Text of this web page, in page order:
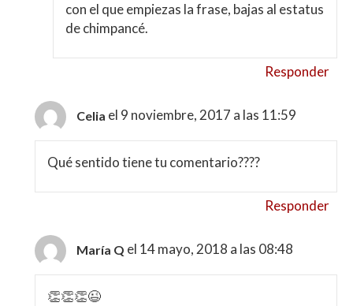
con el que empiezas la frase, bajas al estatus
de chimpancé.
Responder
Celia el 9 noviembre, 2017 a las 11:59
Qué sentido tiene tu comentario????
Responder
María Q el 14 mayo, 2018 a las 08:48
👏👏👏😉